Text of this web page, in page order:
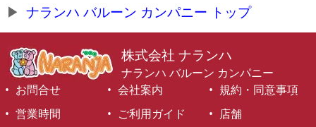
ナランハ バルーン カンパニー トップ
株式会社 ナランハ
ナランハ バルーン カンパニー
お問合せ
会社案内
規約・同意事項
営業時間
ご利用ガイド 店舗